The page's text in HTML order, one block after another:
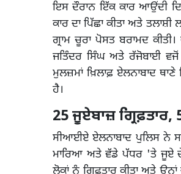
ਇਸ ਦੌਰਾਨ ਇੱਕ ਕਾਰ ਆਉਂਦੀ
ਕਾਰ ਦਾ ਪਿੱਛਾ ਕੀਤਾ ਅਤੇ
ਗ੍ਰਾਮ ਚੂਰਾ ਪੋਸਤ ਬਰਾਮਦ
ਜਤਿੰਦਰ ਸਿੰਘ ਅਤੇ ਰੱਜੋਬਾਈ
ਮੁਲਜ਼ਮਾਂ ਖ਼ਿਲਾਫ਼ ਏਲਨਾਬਾਦ
ਹੈ।
25 ਜੂਏਬਾਜ਼
ਸੀਆਈਏ ਏਲਨਾਬਾਦ ਪੁਲਿਸ ਨੇ
ਮਾਰਿਆ ਅਤੇ ਵੱਡੇ ਪੱਧਰ 'ਤੇ ਜੂਏ